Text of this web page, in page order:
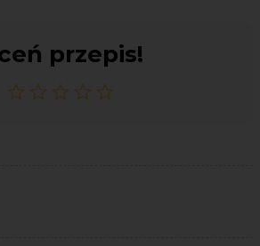
przepis!